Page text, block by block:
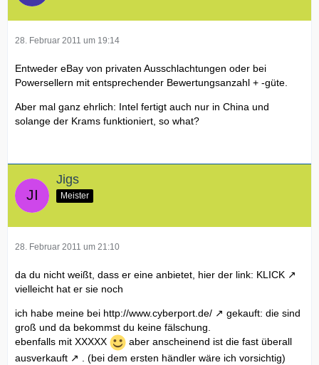
28. Februar 2011 um 19:14
Entweder eBay von privaten Ausschlachtungen oder bei
Powersellern mit entsprechender Bewertungsanzahl + -güte.
Aber mal ganz ehrlich: Intel fertigt auch nur in China und
solange der Krams funktioniert, so what?
Jigs
Meister
28. Februar 2011 um 21:10
da du nicht weißt, dass er eine anbietet, hier der link: KLICK
vielleicht hat er sie noch
ich habe meine bei http://www.cyberport.de/
gekauft: die sind
groß und da bekommst du keine fälschung.
ebenfalls mit XXXXX
aber anscheinend ist die fast überall
ausverkauft
. (bei dem ersten händler wäre ich vorsichtig)